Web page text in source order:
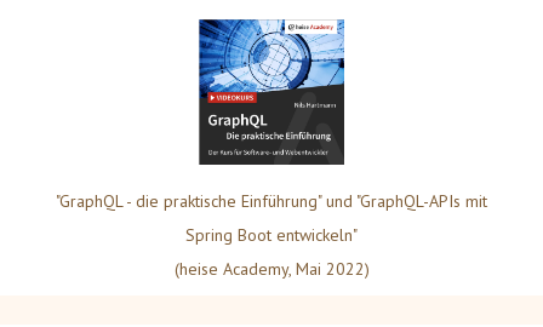
"GraphQL - die praktische Einführung" und "GraphQL-APIs mit
Spring Boot entwickeln"
(heise Academy, Mai 2022)